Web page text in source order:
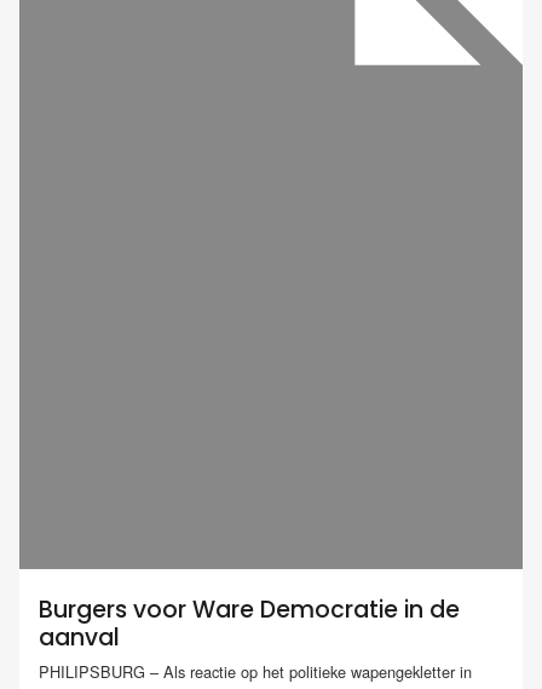
Burgers voor Ware Democratie in de
aanval
PHILIPSBURG – Als reactie op het politieke wapengekletter in